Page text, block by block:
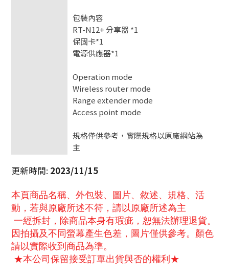
包裝內容
RT-N12+ 分享器 *1
保固卡*1
電源供應器*1
Operation mode
Wireless router mode
Range extender mode
Access point mode
規格僅供參考，實際規格以原廠網站為
主
更新時間: 2023/11/15
本頁商品名稱、外包裝、圖片、敘述、規格、活
動，若與原廠所述不符，請以原廠所述為主
一經拆封，除商品本身有瑕疵，恕無法辦理退貨。
因拍攝及不同螢幕產生色差，圖片僅供參考。顏色
請以實際收到商品為準。
★本公司保留接受訂單出貨與否的權利★